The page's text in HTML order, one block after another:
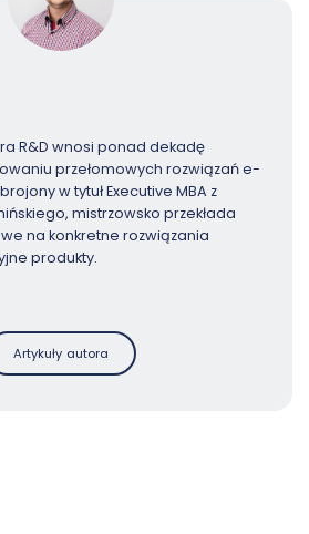
R&D wnosi ponad dekadę
przełomowych rozwiązań e-
w tytuł Executive MBA z
mistrzowsko przekłada
na konkretne rozwiązania
produkty.
Artykuły autora